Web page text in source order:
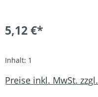
5,12 €*
Inhalt: 1
Preise inkl. MwSt.